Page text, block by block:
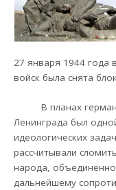
27 января 1944 года
войск была снята
В планах
Ленинграда был
идеологических
рассчитывали
народа,
дальнейшему